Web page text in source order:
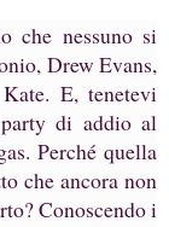
che nessuno si
Drew Evans,
E, tenetevi
di addio al
Perché quella
che ancora non
Conoscendo i